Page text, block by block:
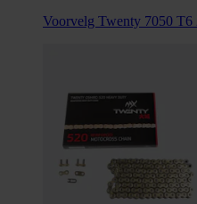
Voorvelg Twenty 7050